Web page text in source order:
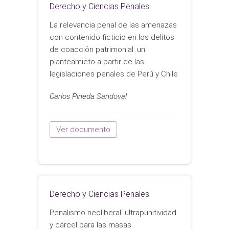
Derecho y Ciencias Penales
La relevancia penal de las amenazas
con contenido ficticio en los delitos
de coacción patrimonial: un
planteamieto a partir de las
legislaciones penales de Perú y Chile
Carlos Pineda Sandoval
Ver documento
Derecho y Ciencias Penales
Penalismo neoliberal: ultrapunitividad
y cárcel para las masas